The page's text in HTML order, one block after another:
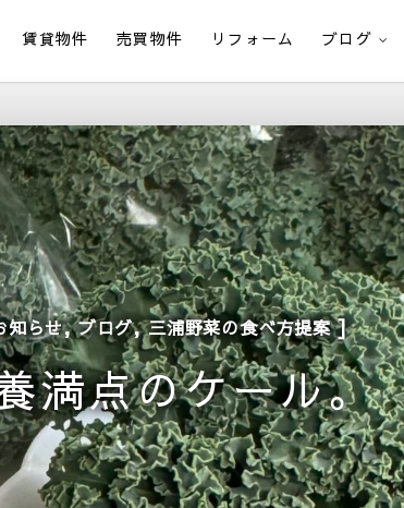
賃貸物件 売買物件 リフォーム ブログ
知らせ,ブログ,三浦野菜の食べ方提案
満点のケール。